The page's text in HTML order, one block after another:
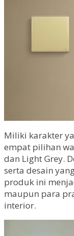
Miliki karakter
empat pilihan
dan Light Grey.
serta desain
produk ini
maupun para
interior.